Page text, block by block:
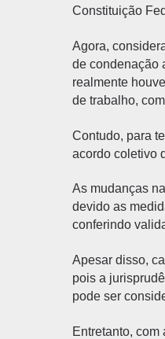
Constituição
Agora,
de condenação
realmente
de trabalho,
Contudo, para
acordo coletivo
As mudanças
devido as
conferindo
Apesar disso,
pois a
pode ser
Entretanto,